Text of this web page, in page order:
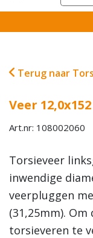
Terug naar
Veer
Art.nr: 108002060
Torsieveer
inwendige
veerpluggen
(31,25mm).
torsieveren te